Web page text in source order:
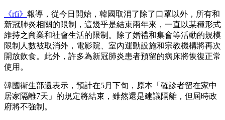
《rfi》 報導，從今日開始，韓國取消了除了口罩以外，所有和
新冠肺炎相關的限制，這幾乎是結束兩年來，一直以某種形式
維持之商業和社會生活的限制。除了婚禮和集會等活動的規模
限制人數被取消外，電影院、室內運動設施和宗教機構將再次
開放飲食。此外，許多為新冠肺炎患者預留的病床將恢復正常
使用。
韓國衛生部還表示，預計在5月下旬，原本「確診者留在家中
居家隔離7天」的規定將結束，雖然還是建議隔離，但屆時政
府將不強制。